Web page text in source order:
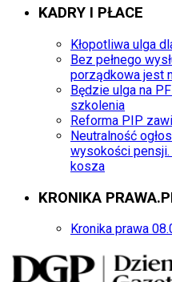
KADRY I PŁACE
Kłopotliwa ulga
Bez pełnego
porządkowa jest
Będzie ulga na
szkolenia
Reforma PIP
Neutralność
wysokości
kosza
KRONIKA
Kronika prawa